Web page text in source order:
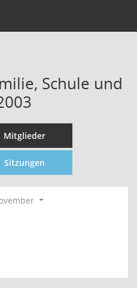
Schule und
Mitglieder
Sitzungen